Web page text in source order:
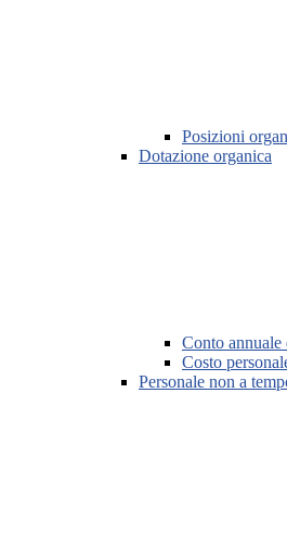
Posizioni
Dotazione organica
Conto annuale
Costo
Personale non a